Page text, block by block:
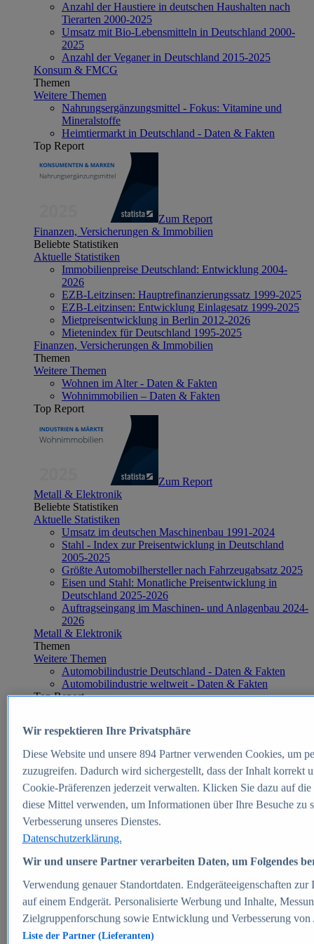
Anzahl der Haustiere in deutschen Haushalten nach
Tierarten 2000-2025
Umsatz mit Bio-Lebensmitteln in Deutschland 2000-
2025
Anzahl der Veganer in Deutschland 2015-2025
Konsum & FMCG
Themen
Weitere Themen
Nahrungsergänzungsmittel - Fokus: Vitamine und
Mineralstoffe
Heimtiermarkt in Deutschland - Daten & Fakten
Top Report
Zum Report
Finanzen, Versicherungen & Immobilien
Beliebte Statistiken
Aktuelle Statistiken
Immobilienpreise Deutschland: Entwicklung 2004-
2026
EZB-Leitzinsen: Hauptrefinanzierungssatz 1999-2025
EZB-Leitzinsen: Entwicklung Einlagesatz 1999-2025
Mietpreisentwicklung in Berlin 2012-2026
Mietenindex für Deutschland 1995-2025
Finanzen, Versicherungen & Immobilien
Themen
Weitere Themen
Wohnen im Alter - Daten & Fakten
Wohnimmobilien – Daten & Fakten
Top Report
Zum Report
Metall & Elektronik
Beliebte Statistiken
Aktuelle Statistiken
Umsatz im deutschen Maschinenbau 1991-2024
Stahl - Index zur Preisentwicklung in Deutschland
2005-2025
Größte Automobilhersteller nach Fahrzeugabsatz 2025
Eisen und Stahl: Monatliche Preisentwicklung in
Deutschland 2025-2026
Auftragseingang im Maschinen- und Anlagenbau 2024-
2026
Metall & Elektronik
Themen
Weitere Themen
Automobilindustrie Deutschland - Daten & Fakten
Automobilindustrie weltweit - Daten & Fakten
Top Report
Zum Report
E-commerce
Beliebte Statistiken
Aktuelle Statistiken
E-Commerce - Entwicklung des Umsatzes in
Deutschland 1999-2025
Umsatz von Amazon in Deutschland und weltweit
2010-2025
B2C-E-Commerce: Top-50 Online Shops in
Deutschland 2024
Marktanteile von Online-Zahlungsverfahren in
Deutschland 2024
Umsatzstarke Warengruppen im Online-Handel in
Deutschland 2023-2025
Wir respektieren Ihre Privatsphäre
Diese Website und unsere 894Partner verwenden Cookies, um
zuzugreifen. Dadurch wird sichergestellt, dass der Inhalt korrekt
Cookie-Präferenzen jederzeit verwalten. Klicken Sie dazu auf
diese Mittel verwenden, um Informationen über Ihre Besuche
Verbesserung unseres Dienstes.
Datenschutzerklärung.
Wir und unsere Partner verarbeiten Daten, um Folgendes
Verwendung genauer Standortdaten. Endgeräteeigenschaften
auf einem Endgerät. Personalisierte Werbung und Inhalte,
Zielgruppenforschung sowie Entwicklung und Verbesserung von
Liste der Partner (Lieferanten)